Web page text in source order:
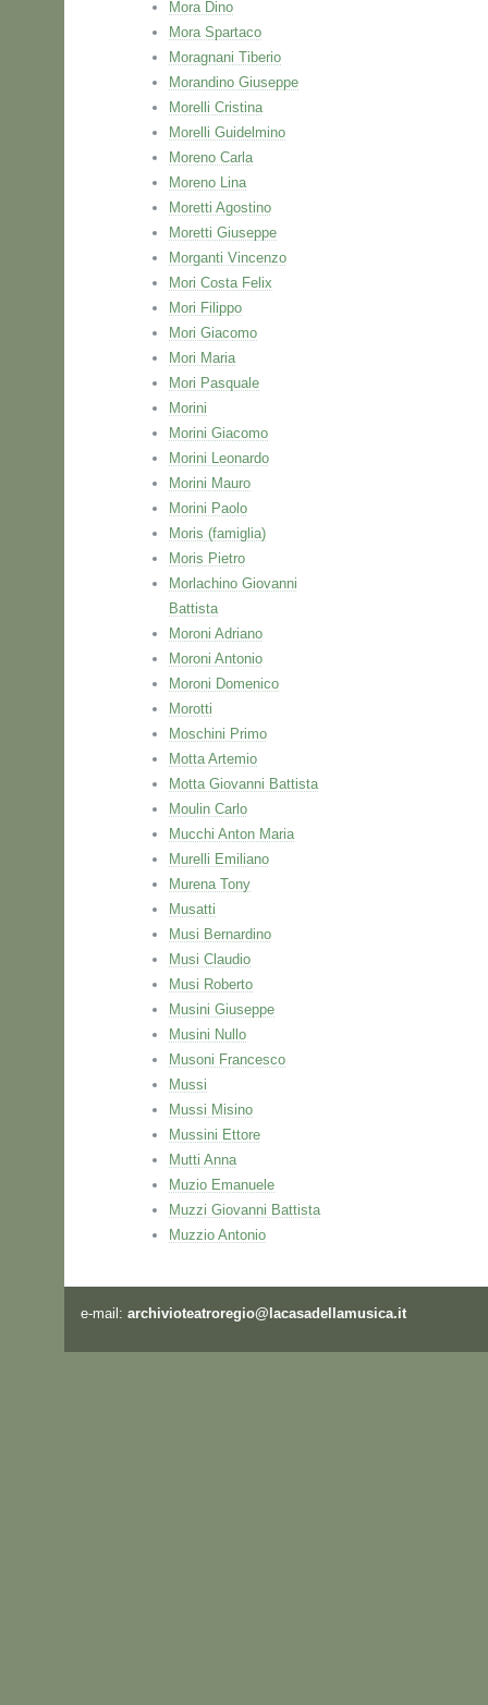
Mora Dino
Mora Spartaco
Moragnani Tiberio
Morandino Giuseppe
Morelli Cristina
Morelli Guidelmino
Moreno Carla
Moreno Lina
Moretti Agostino
Moretti Giuseppe
Morganti Vincenzo
Mori Costa Felix
Mori Filippo
Mori Giacomo
Mori Maria
Mori Pasquale
Morini
Morini Giacomo
Morini Leonardo
Morini Mauro
Morini Paolo
Moris (famiglia)
Moris Pietro
Morlachino Giovanni
Battista
Moroni Adriano
Moroni Antonio
Moroni Domenico
Morotti
Moschini Primo
Motta Artemio
Motta Giovanni Battista
Moulin Carlo
Mucchi Anton Maria
Murelli Emiliano
Murena Tony
Musatti
Musi Bernardino
Musi Claudio
Musi Roberto
Musini Giuseppe
Musini Nullo
Musoni Francesco
Mussi
Mussi Misino
Mussini Ettore
Mutti Anna
Muzio Emanuele
Muzzi Giovanni Battista
Muzzio Antonio
e-mail: archivioteatroregio@lacasadellamusica.it